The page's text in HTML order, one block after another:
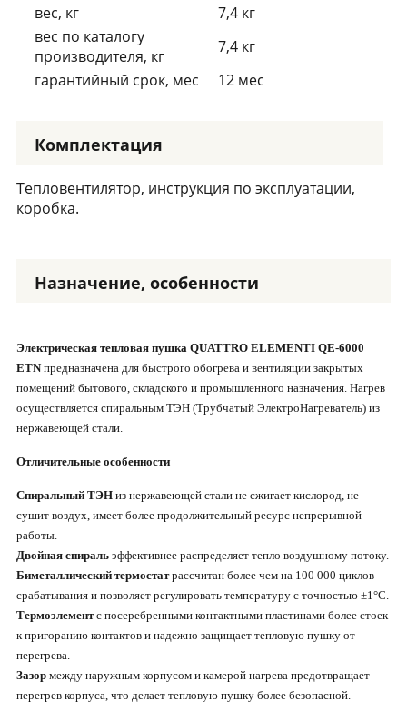
вес, кг
7,4 кг
вес по каталогу
производителя, кг
7,4 кг
гарантийный срок, мес
12 мес
Комплектация
Тепловентилятор, инструкция по эксплуатации,
коробка.
Назначение, особенности
Электрическая тепловая пушка QUATTRO ELEMENTI QE-6000
ETNпредназначена для быстрого обогрева и вентиляции закрытых
помещений бытового, складского и промышленного назначения. Нагрев
осуществляется спиральным ТЭН (Трубчатый ЭлектроНагреватель) из
нержавеющей стали.
Отличительные особенности
Спиральный ТЭН из нержавеющей стали не сжигает кислород, не
сушит воздух, имеет более продолжительный ресурс непрерывной
работы.
Двойная спираль эффективнее распределяет тепло воздушному потоку.
Биметаллический термостатрассчитан более чем на 100 000 циклов
срабатывания и позволяет регулировать температуру с точностью ±1°С.
Термоэлементс посеребренными контактными пластинами более стоек
к пригоранию контактов и надежно защищает тепловую пушку от
перегрева.
Зазор между наружным корпусом и камерой нагрева предотвращает
перегрев корпуса, что делает тепловую пушку более безопасной.